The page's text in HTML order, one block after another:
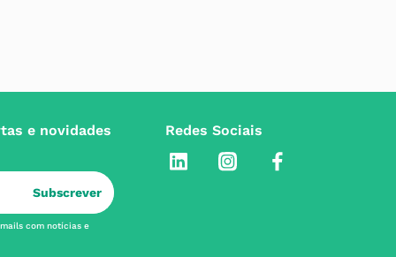
e novidades
Subscrever
com notícias e
Redes Sociais